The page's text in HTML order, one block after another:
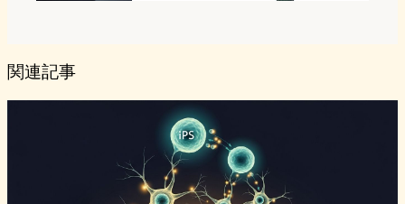
関連記事